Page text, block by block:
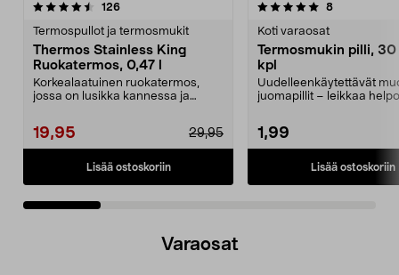
126arvostelut
Termospullot ja termosmukit
Thermos Stainless King
Ruokatermos, 0,47 l
Korkealaatuinen ruokatermos,
jossa on lusikka kannessa ja
19,95 29,95
Lisää ostoskoriin
5.0 viidestä
8arvostelut
Koti varaosat
Termosmukin pilli, 30
kpl
Uudelleenkäytettävät
juomapillit – leikkaa
1,99
Lisää ostoskoriin
4.5 viidestä
Varaosat